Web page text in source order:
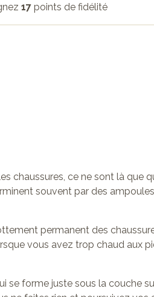
17 points de fidélité
chaussures, ce ne sont là que
souvent par des ampoules
permanent des
vous avez trop chaud aux
se forme juste sous la couche